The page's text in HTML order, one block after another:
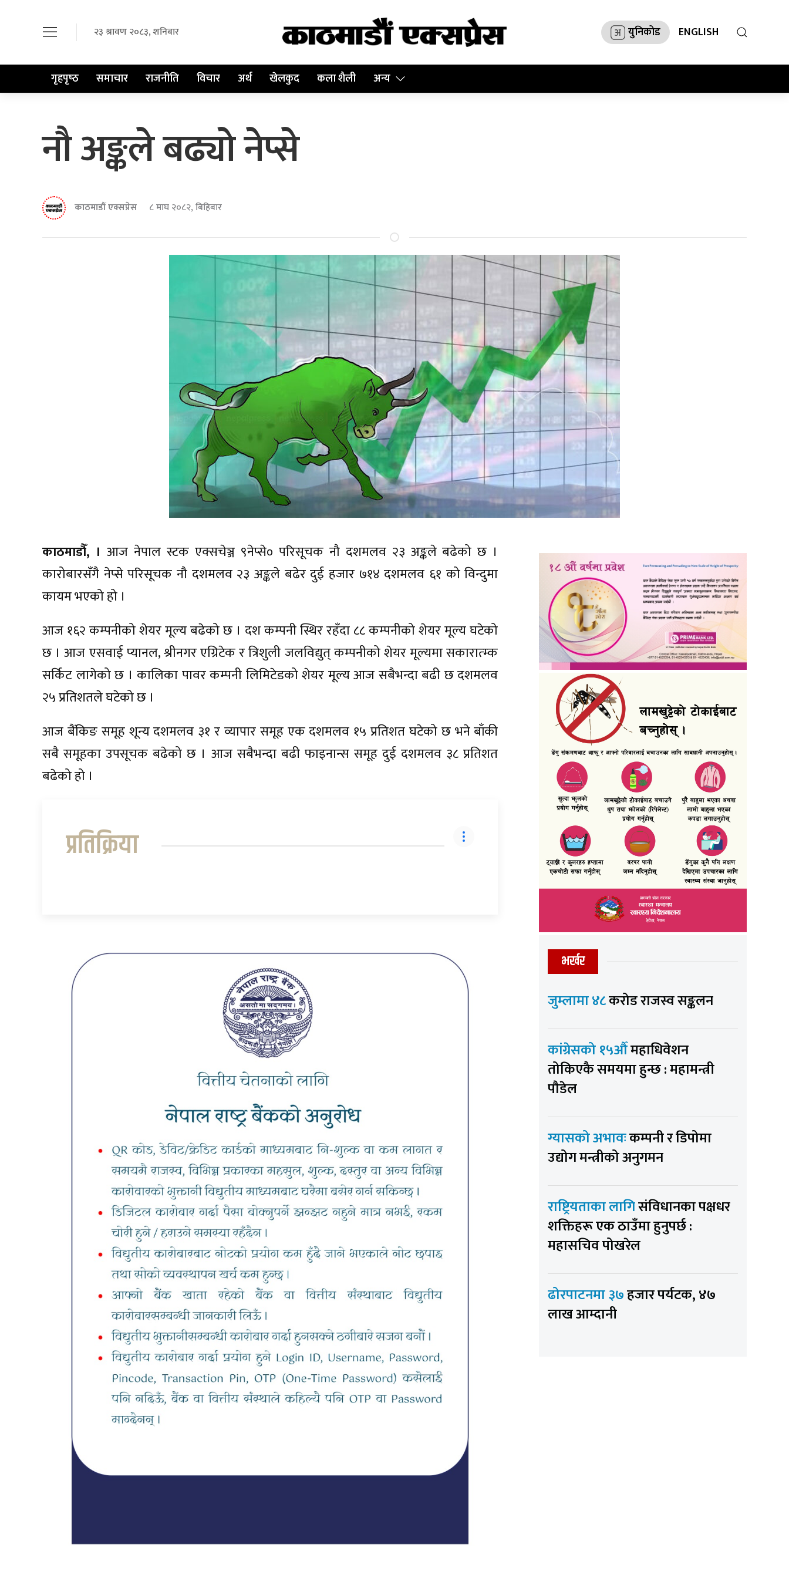
२३ श्रावण २०८३, शनिबार युनिकोड ENGLISH
गृहपृष्‍ठ समाचार राजनीति विचार अर्थ खेलकुद कला शैली अन्य
नौ अङ्कले बढ्यो नेप्से
काठमाडौं एक्सप्रेस ८ माघ २०८२, बिहिबार
काठमाडौँ, । आज नेपाल स्टक एक्सचेञ्ज ९नेप्से० परिसूचक नौ दशमलव २३ अङ्कले बढेको छ ।
कारोबारसँगै नेप्से परिसूचक नौ दशमलव २३ अङ्कले बढेर दुई हजार ७१४ दशमलव ६१ को विन्दुमा
कायम भएको हो ।
आज १६२ कम्पनीको शेयर मूल्य बढेको छ । दश कम्पनी स्थिर रहँदा ८८ कम्पनीको शेयर मूल्य घटेको
छ । आज एसवाई प्यानल, श्रीनगर एग्रिटेक र त्रिशुली जलविद्युत् कम्पनीको शेयर मूल्यमा सकारात्म्क
सर्किट लागेको छ । कालिका पावर कम्पनी लिमिटेडको शेयर मूल्य आज सबैभन्दा बढी छ दशमलव
२५ प्रतिशतले घटेको छ ।
आज बैंकिङ समूह शून्य दशमलव ३१ र व्यापार समूह एक दशमलव १५ प्रतिशत घटेको छ भने बाँकी
सबै समूहका उपसूचक बढेको छ । आज सबैभन्दा बढी फाइनान्स समूह दुई दशमलव ३८ प्रतिशत
बढेको हो ।
प्रतिक्रिया
भर्खर
जुम्लामा ४८करोड राजस्व सङ्कलन
कांग्रेसको १५औँमहाधिवेशन
तोकिएकै समयमा हुन्छ : महामन्त्री
पौडेल
ग्यासको अभावःकम्पनी र डिपोमा
उद्योग मन्त्रीको अनुगमन
राष्ट्रियताका लागिसंविधानका पक्षधर
शक्तिहरू एक ठाउँमा हुनुपर्छ :
महासचिव पोखरेल
ढोरपाटनमा ३७हजार पर्यटक, ४७
लाख आम्दानी